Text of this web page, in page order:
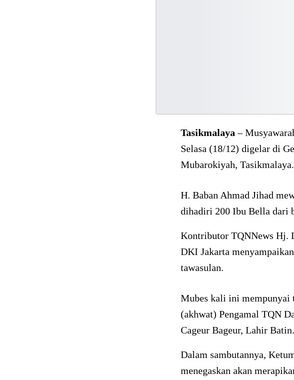
Tasikmalaya –
Selasa (18/12) digelar di
Mubarokiyah, Tasikmalaya.
H. Baban Ahmad Jihad
dihadiri 200 Ibu Bella dari
Kontributor TQNNews Hj.
DKI Jakarta
tawasulan.
Mubes kali ini mempunyai
(akhwat) Pengamal TQN
Cageur Bageur, Lahir Batin.
Dalam sambutannya,
menegaskan akan